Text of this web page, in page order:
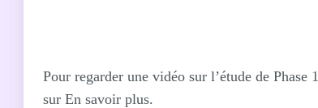
Pour regarder une vidéo sur l’étude de
sur En savoir plus.